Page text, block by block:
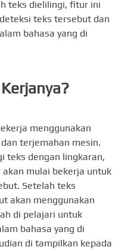
teks dielilingi, fitur ini
teks tersebut dan
bahasa yang di
menggunakan
terjemahan mesin.
teks dengan lingkaran,
mulai bekerja untuk
Setelah teks
akan menggunakan
di pelajari untuk
bahasa yang di
di tampilkan kepada